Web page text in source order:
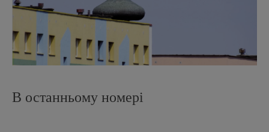
В останньому номері